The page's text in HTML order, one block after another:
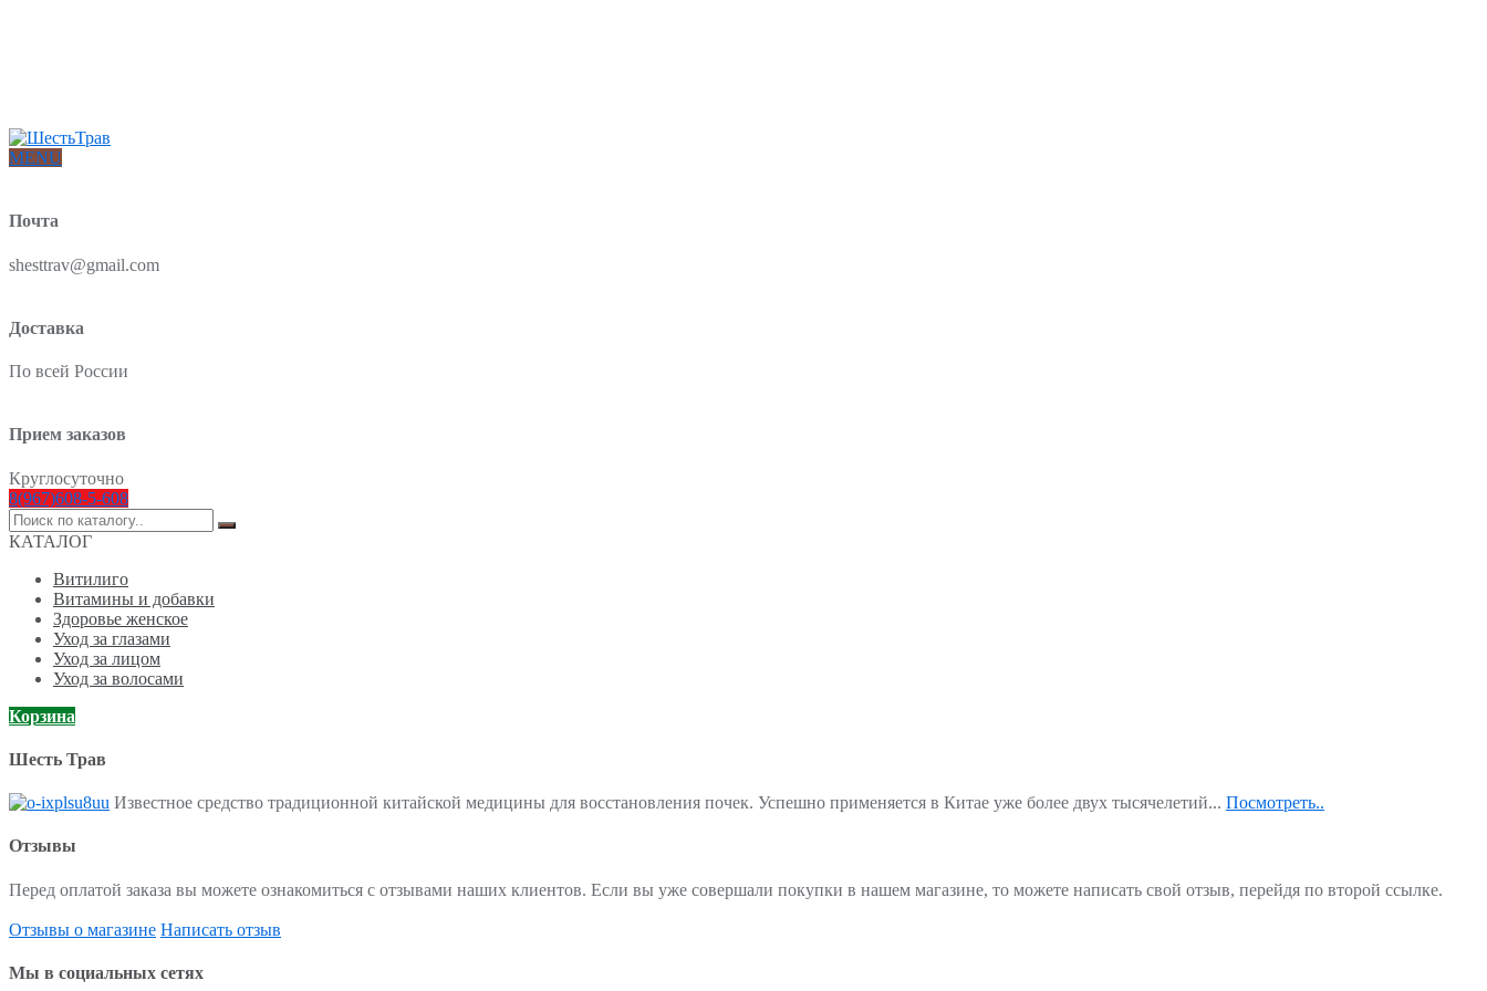
MENU
Почта
shesttrav@gmail.com
Доставка
По всей России
Прием заказов
Круглосуточно
8(967)608-5-608
Поиск
по:
КАТАЛОГ
Витилиго
Витамины и добавки
Здоровье женское
Уход за глазами
Уход за лицом
Уход за волосами
Корзина
Шесть Трав
Известное средство традиционной китайской медицины для восстановления почек. Успешно применяется в Китае уже более двух тысячелетий... Посмотреть..
Отзывы
Перед оплатой заказа вы можете ознакомиться с отзывами наших клиентов. Если вы уже совершали покупки в нашем магазине, то можете написать свой отзыв, перейдя по второй ссылке.
Отзывы о магазине Написать отзыв
Мы в социальных сетях